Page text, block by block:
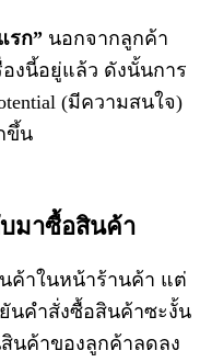
รก” นอกจากลูกค้า
งนี้อยู่แล้ว ดังนั้นการ
(มีความสนใจ)
ขึ้น
มาซื้อสินค้า
ค้าในหน้าร้านค้า แต่
นคำสั่งซื้อสินค้าซะงั้น
นค้าของลูกค้าลดลง